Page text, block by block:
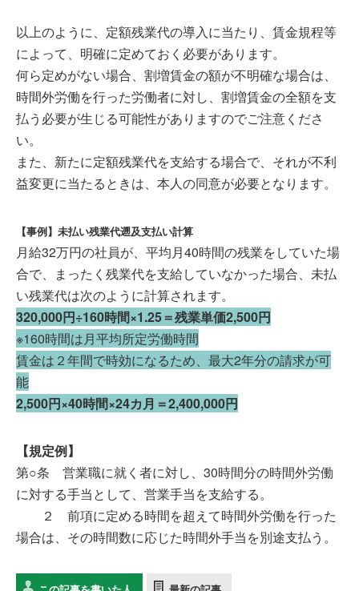
以上のように、定額残業代の導入に当たり、賃金規程等
によって、明確に定めておく必要があります。
何ら定めがない場合、割増賃金の額が不明確な場合は、
時間外労働を行った労働者に対し、割増賃金の全額を支
払う必要が生じる可能性がありますのでご注意くださ
い。
また、新たに定額残業代を支給する場合で、それが不利
益変更に当たるときは、本人の同意が必要となります。
【事例】未払い残業代遡及支払い計算
月給32万円の社員が、平均月40時間の残業をしていた場
合で、まったく残業代を支給していなかった場合、未払
い残業代は次のように計算されます。
320,000円÷160時間×1.25＝残業単価2,500円
※160時間は月平均所定労働時間
賃金は２年間で時効になるため、最大2年分の請求が可
能
2,500円×40時間×24カ月＝2,400,000円
【規定例】
第○条 営業職に就く者に対し、30時間分の時間外労働
に対する手当として、営業手当を支給する。
２ 前項に定める時間を超えて時間外労働を行った
場合は、その時間数に応じた時間外手当を別途支払う。